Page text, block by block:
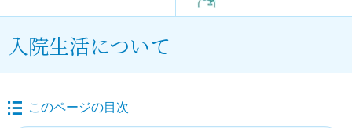
入院生活について
このページの目次